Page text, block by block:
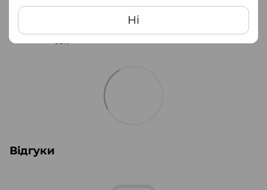
Ні
Часткова передплата (100 грн) + післяплата
❗️ За післяплату ви заплатите на пошті додатково 20 грн +
Відгуки